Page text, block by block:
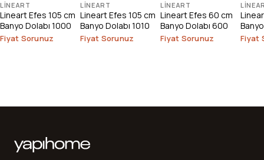
LINEART
Lineart Efes 105 cm
Banyo Dolabı 1000
Fiyat Sorunuz
LINEART
Lineart Efes 105 cm
Banyo Dolabı 1010
Fiyat Sorunuz
LINEART
Lineart Efes 60 cm
Banyo Dolabı 600
Fiyat Sorunuz Fiyat